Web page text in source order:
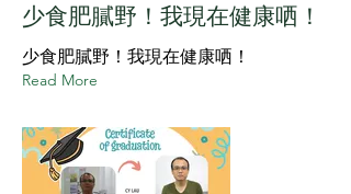
少食肥膩野！我現在健康哂！
少食肥膩野！我現在健康哂！
Read More